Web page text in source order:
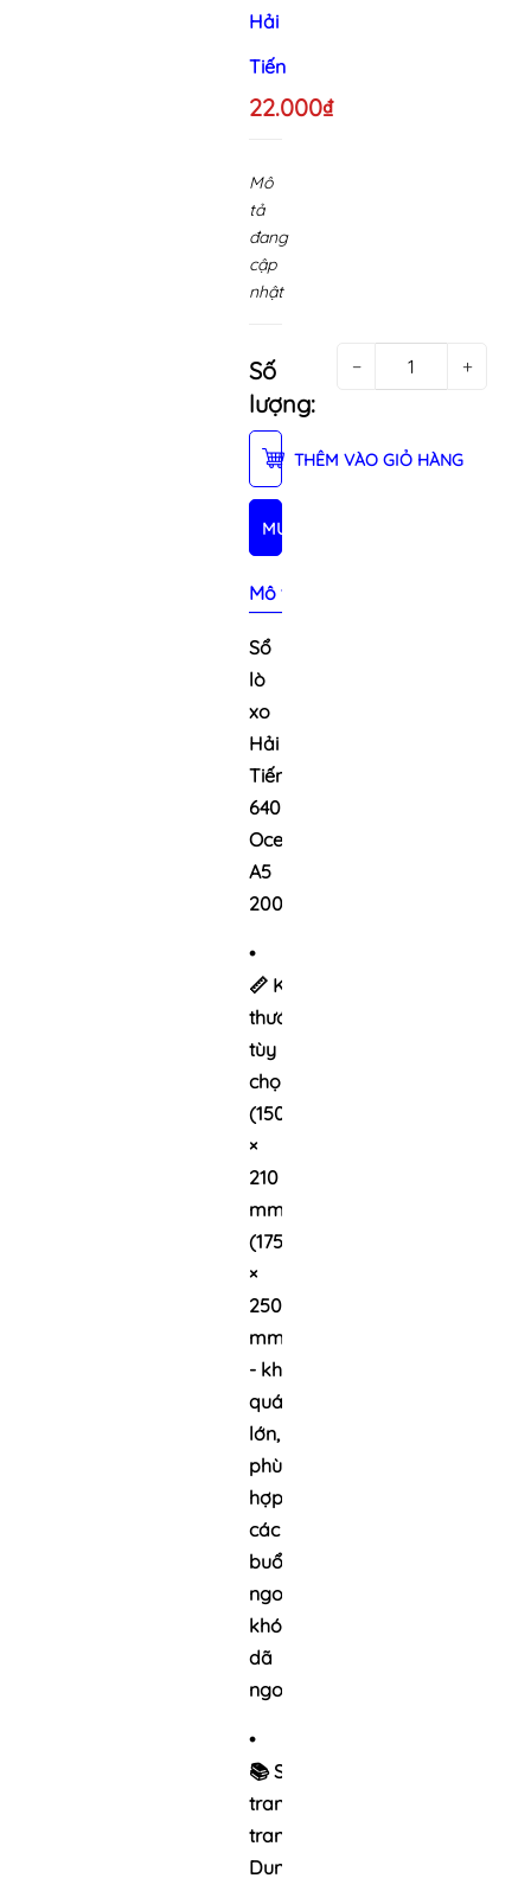
Hải
Tiến
22.000₫
Mô
tả
đang
cập
nhật
Số
lượng:
− +
THÊM VÀO GIỎ HÀNG
MUA NGAY
Mô tả sản phẩm
Sổ
lò
xo
Hải
Tiến
6409
Ocean
A5
200Tr
•
📏 Kích
thước
tùy
chọn:
(150
×
210
mm)|
(175
×
250
mm)
- không
quá
lớn,
phù
hợp
các
buổi
ngoại
khóa,
dã
ngoại
•
📚Số
trang:
trang
Dung